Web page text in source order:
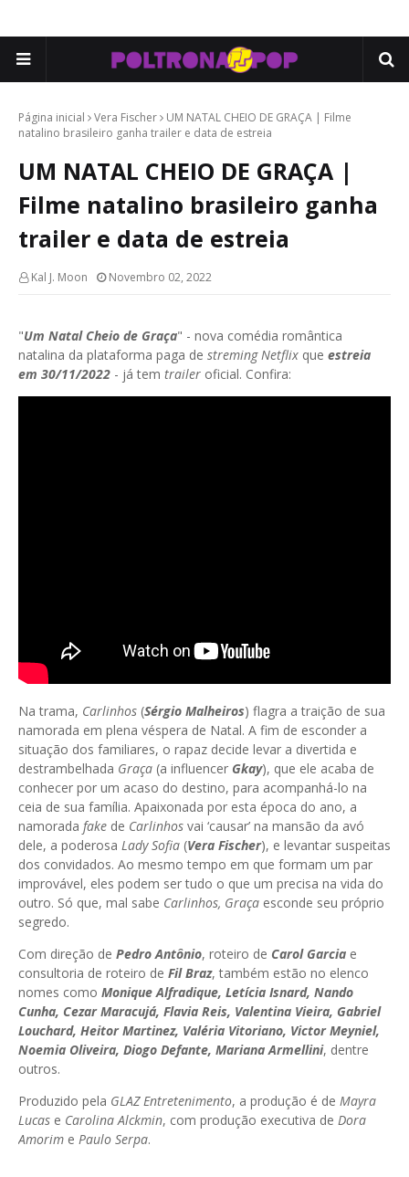
Página inicial Vera Fischer
UM NATAL CHEIO DE GRAÇA | Filme
natalino brasileiro ganha trailer e data de estreia
UM NATAL CHEIO DE GRAÇA |
Filme natalino brasileiro ganha
trailer e data de estreia
Kal J. Moon Novembro 02, 2022
"Um Natal Cheio de Graça" - nova comédia romântica
natalina da plataforma paga de streming Netflix que estreia
em 30/11/2022 - já tem trailer oficial. Confira:
Na trama, Carlinhos (Sérgio Malheiros) flagra a traição de sua
namorada em plena véspera de Natal. A fim de esconder a
situação dos familiares, o rapaz decide levar a divertida e
destrambelhada Graça (a influencer Gkay), que ele acaba de
conhecer por um acaso do destino, para acompanhá-lo na
ceia de sua família. Apaixonada por esta época do ano, a
namorada fake de Carlinhos vai ‘causar’ na mansão da avó
dele, a poderosa Lady Sofia (Vera Fischer), e levantar suspeitas
dos convidados. Ao mesmo tempo em que formam um par
improvável, eles podem ser tudo o que um precisa na vida do
outro. Só que, mal sabe Carlinhos, Graça esconde seu próprio
segredo.
Com direção de Pedro Antônio, roteiro de Carol Garcia e
consultoria de roteiro de Fil Braz, também estão no elenco
nomes como Monique Alfradique, Letícia Isnard, Nando
Cunha, Cezar Maracujá, Flavia Reis, Valentina Vieira, Gabriel
Louchard, Heitor Martinez, Valéria Vitoriano, Victor Meyniel,
Noemia Oliveira, Diogo Defante, Mariana Armellini, dentre
outros.
Produzido pela GLAZ Entretenimento, a produção é de Mayra
Lucas e Carolina Alckmin, com produção executiva de Dora
Amorim e Paulo Serpa.